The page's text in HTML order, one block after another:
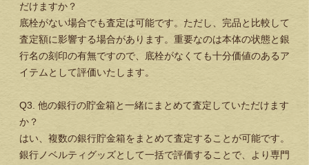
だけますか？
底栓がない場合でも査定は可能です。ただし、完品と比較して
査定額に影響する場合があります。重要なのは本体の状態と銀
行名の刻印の有無ですので、底栓がなくても十分価値のあるア
イテムとして評価いたします。
Q3. 他の銀行の貯金箱と一緒にまとめて査定していただけます
か？
はい、複数の銀行貯金箱をまとめて査定することが可能です。
銀行ノベルティグッズとして一括で評価することで、より専門